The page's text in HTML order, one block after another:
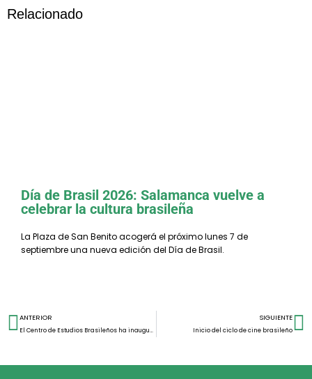
Relacionado
Día de Brasil 2026: Salamanca vuelve a
celebrar la cultura brasileña
La Plaza de San Benito acogerá el próximo lunes 7 de
septiembre una nueva edición del Día de Brasil.
ANTERIOR
El Centro de Estudios Brasileños ha inaugurado este martes el curso académico para su máster oficial
SIGUIENTE
Inicio del ciclo de cine brasileño